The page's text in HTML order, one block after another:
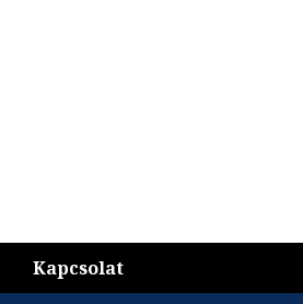
Kapcsolat